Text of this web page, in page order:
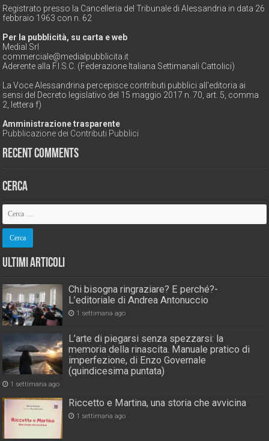
Registrato presso la Cancelleria del Tribunale di Alessandria in data 26
febbraio 1963 con n. 62
Per la pubblicità, su carta e web
Medial Srl
commerciale@medialpubblicita.it
Aderente alla F.I.S.C. (Federazione Italiana Settimanali Cattolici)
La Voce Alessandrina percepisce contributi pubblici all'editoria ai
sensi del Decreto legislativo del 15 maggio 2017 n. 70, art. 5, comma
2, lettera f)
Amministrazione trasparente
Pubblicazione dei Contributi Pubblici
Recent Comments
Cerca
Ultimi Articoli
Chi bisogna ringraziare? E perché?-
L’editoriale di Andrea Antonuccio
1 settimana ago
L’arte di piegarsi senza spezzarsi: la
memoria della rinascita. Manuale pratico di
imperfezione, di Enzo Governale
(quindicesima puntata)
1 settimana ago
Riccetto e Martina, una storia che avvicina
1 settimana ago